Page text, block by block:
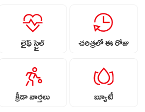
లైఫ్ స్టైల్ చరిత్రలో ఈ రోజు
క్రీడా వార్తలు బ్యూటీ